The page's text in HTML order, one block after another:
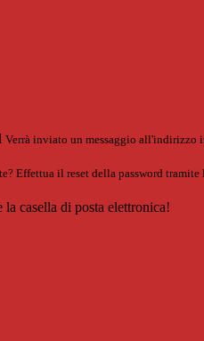
Verrà inviato un messaggio all'indirizzo
Effettua il reset della password tramite
casella di posta elettronica!